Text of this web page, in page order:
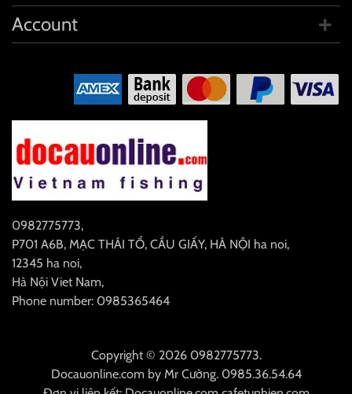
0982775773,
P701 A6B, MẠC THÁI TỔ, CẦU GIẤY, HÀ NỘI ha noi,
12345 ha noi,
Hà Nội Viet Nam,
Phone number: 0985365464
Account
Copyright © 2026 0982775773.
Docauonline.comby Mr Cường. 0985.36.54.64